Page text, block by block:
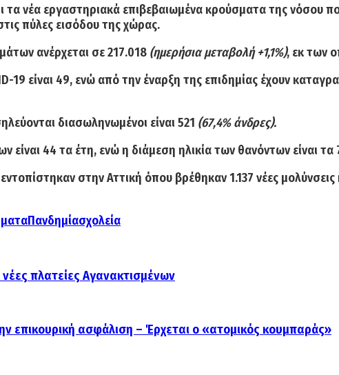
τα νέα εργαστηριακά επιβεβαιωμένα κρούσματα της νόσου
πύλες εισόδου της χώρας.
ανέρχεται σε 217.018 (ημερήσια μεταβολή +1,1%), εκ των
19 είναι 49, ενώ από την έναρξη της επιδημίας έχουν
διασωληνωμένοι είναι 521 (67,4% άνδρες).
είναι 44 τα έτη, ενώ η διάμεση ηλικία των θανόντων είναι τα
στην Αττική όπου βρέθηκαν 1.137 νέες
Πανδημίασχολεία
πλατείες Αγανακτισμένων
επικουρική ασφάλιση – Έρχεται ο «ατομικός κουμπαράς»